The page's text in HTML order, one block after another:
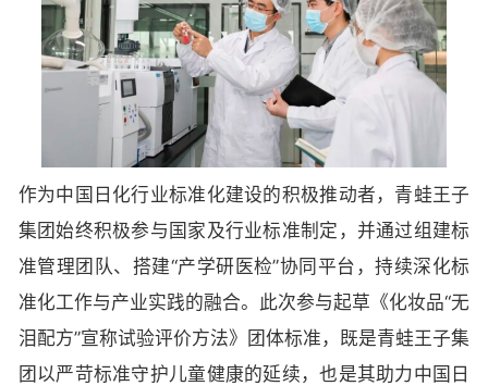
作为中国日化行业标准化建设的积极推动者，青蛙王子
集团始终积极参与国家及行业标准制定，并通过组建标
准管理团队、搭建“产学研医检”协同平台，持续深化标
准化工作与产业实践的融合。此次参与起草《化妆品“无
泪配方”宣称试验评价方法》团体标准，既是青蛙王子集
团以严苛标准守护儿童健康的延续，也是其助力中国日